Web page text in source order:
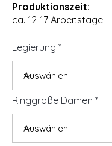
Produktionszeit:
ca. 12-17 Arbeitstage
Legierung
Ringgröße Damen